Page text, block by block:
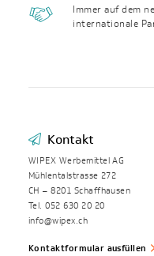
Immer auf dem
internationale
Kontakt
WIPEX Werbemittel AG
Mühlentalstrasse 272
CH – 8201 Schaffhausen
Tel. 052 630 20 20
info@wipex.ch
Kontaktformular ausfüllen